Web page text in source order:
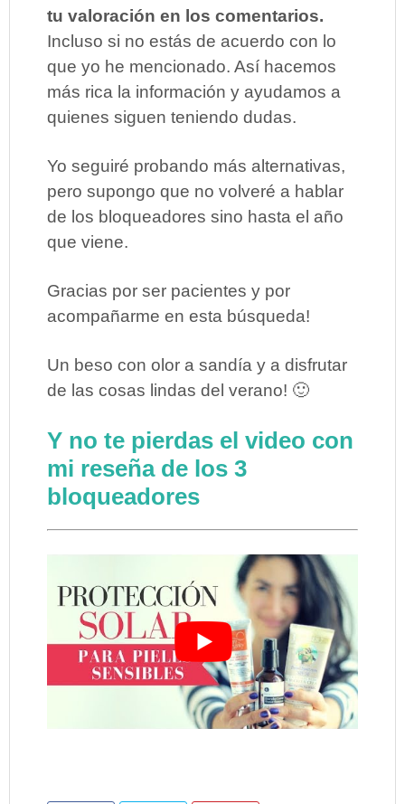
tu valoración en los comentarios.
Incluso si no estás de acuerdo con lo
que yo he mencionado. Así hacemos
más rica la información y ayudamos a
quienes siguen teniendo dudas.
Yo seguiré probando más alternativas,
pero supongo que no volveré a hablar
de los bloqueadores sino hasta el año
que viene.
Gracias por ser pacientes y por
acompañarme en esta búsqueda!
Un beso con olor a sandía y a disfrutar
de las cosas lindas del verano! 🙂
Y no te pierdas el video con
mi reseña de los 3
bloqueadores